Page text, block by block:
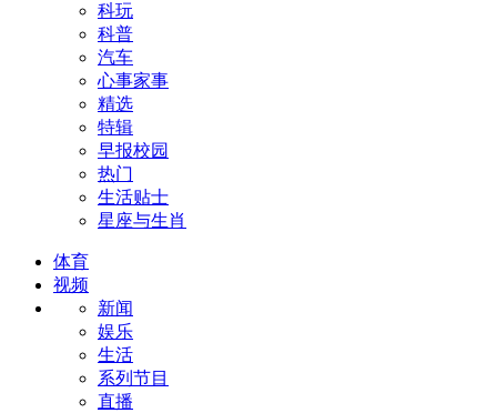
科玩
科普
汽车
心事家事
精选
特辑
早报校园
热门
生活贴士
星座与生肖
体育
视频
新闻
娱乐
生活
系列节目
直播